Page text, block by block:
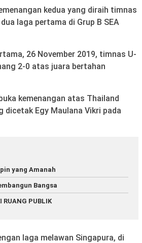
kedua yang diraih timnas
laga pertama di Grup B SEA
26 November 2019, timnas U-
2-0 atas juara bertahan
kemenangan atas Thailand
dicetak Egy Maulana Vikri pada
yang Amanah
Bangsa
PUBLIK
laga melawan Singapura, di